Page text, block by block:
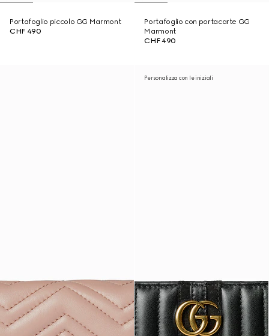
Portafoglio piccolo GG Marmont
CHF 490
Portafoglio con portacarte GG
Marmont
CHF 490
Personalizza con le iniziali